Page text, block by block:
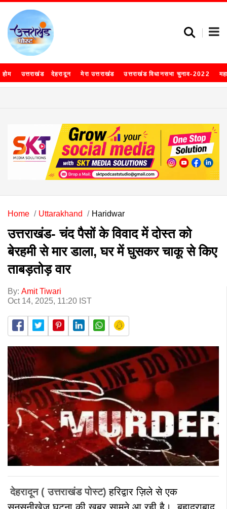
होम उत्तराखंड देहरादून मेरा उत्तराखंड उत्तराखंड विधानसभा चुनाव-2022
Home Uttarakhand Haridwar
उत्तराखंड- चंद पैसों के विवाद में दोस्त को
बेरहमी से मार डाला, घर में घुसकर चाकू से किए
ताबड़तोड़ वार
By: Amit Tiwari
Oct 14, 2025, 11:20 IST
देहरादून ( उत्तराखंड पोस्ट) हरिद्वार ज़िले से एक